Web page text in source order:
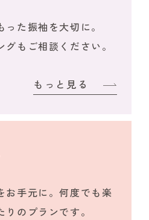
た振袖を大切に。
もご相談ください。
もっと見る
お手元に。何度でも楽
のプランです。